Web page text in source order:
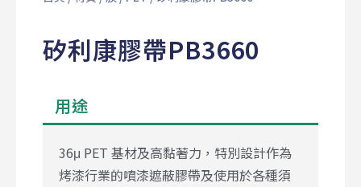
矽利康膠帶PB3660
用途
36μ PET 基材及高黏著力，特別設計作為
烤漆行業的噴漆遮蔽膠帶及使用於各種須